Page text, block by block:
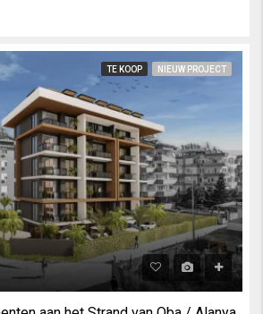
TE KOOP NIEUW PROJECT